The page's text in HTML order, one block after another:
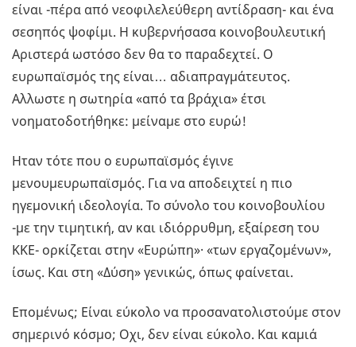
είναι -πέρα από νεοφιλελεύθερη αντίδραση- και ένα
σεσηπός ψοφίμι. Η κυβερνήσασα κοινοβουλευτική
Αριστερά ωστόσο δεν θα το παραδεχτεί. Ο
ευρωπαϊσμός της είναι… αδιαπραγμάτευτος.
Αλλωστε η σωτηρία «από τα βράχια» έτσι
νοηματοδοτήθηκε: μείναμε στο ευρώ!
Ηταν τότε που ο ευρωπαϊσμός έγινε
μενουμευρωπαϊσμός. Για να αποδειχτεί η πιο
ηγεμονική ιδεολογία. Το σύνολο του κοινοβουλίου
-με την τιμητική, αν και ιδιόρρυθμη, εξαίρεση του
ΚΚΕ- ορκίζεται στην «Ευρώπη»· «των εργαζομένων»,
ίσως. Και στη «Δύση» γενικώς, όπως φαίνεται.
Επομένως; Είναι εύκολο να προσανατολιστούμε στον
σημερινό κόσμο; Οχι, δεν είναι εύκολο. Και καμιά